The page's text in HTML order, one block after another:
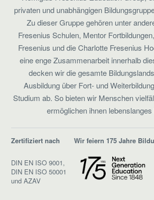
privaten und unabhängigen
Zu dieser Gruppe gehören unter
Fresenius Schulen, Mentor
Fresenius und die Charlotte Fresenius
eine enge Zusammenarbeit innerhalb
decken wir die gesamte
Ausbildung über Fort- und
Studium ab. So bieten wir Menschen
ermöglichen ihnen lebenslanges
Zertifiziert nach
DIN EN ISO 9001,
DIN EN ISO 50001
und AZAV
Wir feiern 175 Jahre